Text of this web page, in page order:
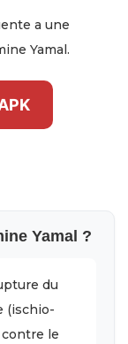
a une
Yamal.
Yamal ?
du
(ischio-
le